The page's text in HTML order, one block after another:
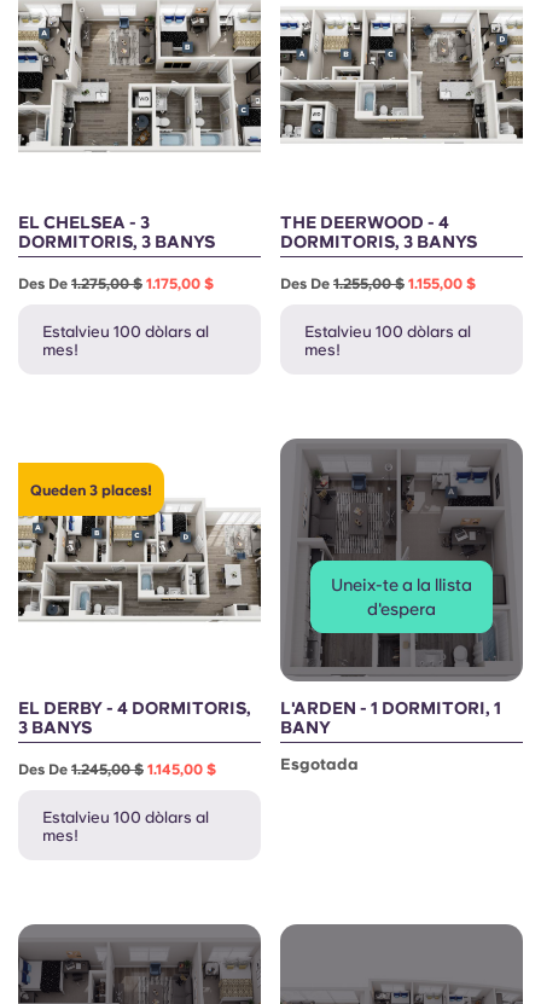
EL CHELSEA - 3
DORMITORIS, 3 BANYS
Des De 1.275,00 $ 1.175,00 $
Estalvieu 100 dòlars al
mes!
THE DEERWOOD - 4
DORMITORIS, 3 BANYS
Des De 1.255,00 $ 1.155,00 $
Estalvieu 100 dòlars al
mes!
Queden 3 places!
EL DERBY - 4 DORMITORIS,
3 BANYS
Des De 1.245,00 $ 1.145,00 $
Estalvieu 100 dòlars al
mes!
Uneix-te a la llista
d'espera
L'ARDEN - 1 DORMITORI, 1
BANY
Esgotada